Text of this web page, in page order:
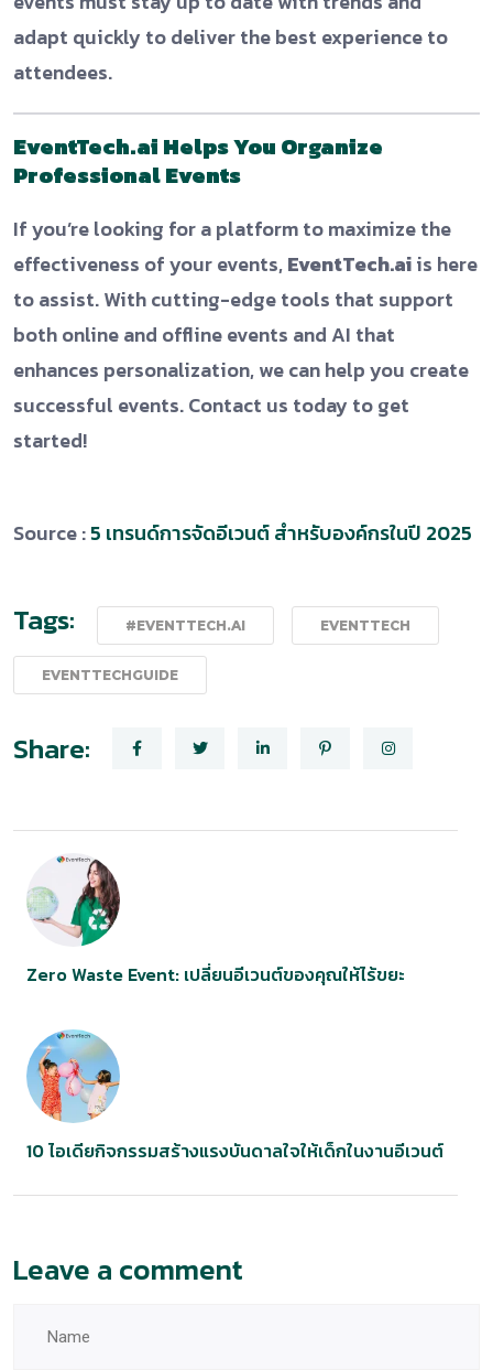
adapt quickly to deliver the best experience to
attendees.
EventTech.ai Helps You Organize
Professional Events
If you’re looking for a platform to maximize the
effectiveness of your events,EventTech.aiis here
to assist. With cutting-edge tools that support
both online and offline events and AI that
enhances personalization, we can help you create
successful events. Contact us today to get
started!
Source :5 เทรนด์การจัดอีเวนต์ สำหรับองค์กรในปี 2025
Tags: #EVENTTECH.AI EVENTTECH
EVENTTECHGUIDE
Share:
Zero Waste Event: เปลี่ยนอีเวนต์ของคุณให้ไร้ขยะ
10 ไอเดียกิจกรรมสร้างแรงบันดาลใจให้เด็กในงานอีเวนต์
Leave a comment